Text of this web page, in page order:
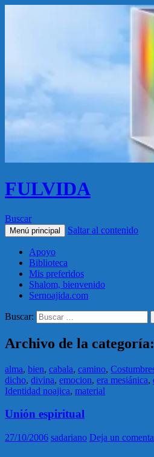
FULVIDA
Buscar
Menú principal Saltar al contenido
Apoyo
Biblioteca
Mis preferidos
Shalom, bienvenido
Sernoajida.com
Buscar:
Archivo de la
alma, bien, cabala, camino,
dicho, divina, emocion, era mesiánica,
Identidad noajica, material
Unión espiritual
27/10/2006 sadariano Deja un